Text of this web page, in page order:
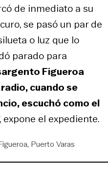
de inmediato a su
se pasó un par de
o luz que lo
parado para
Figueroa
cuando se
escuchó como el
expone el expediente.
Puerto Varas